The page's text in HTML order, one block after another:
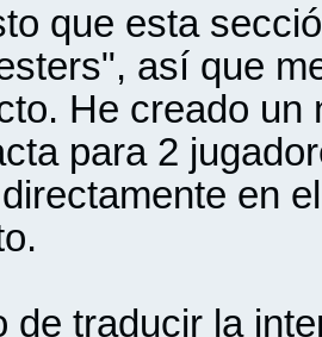
que esta
así que
He creado un
para 2
en
de traducir la